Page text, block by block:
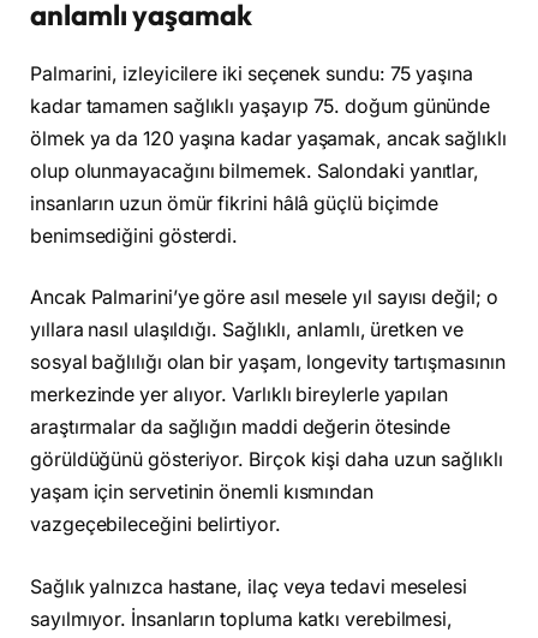
anlamlı yaşamak
Palmarini, izleyicilere iki seçenek sundu: 75 yaşına
kadar tamamen sağlıklı yaşayıp 75. doğum gününde
ölmek ya da 120 yaşına kadar yaşamak, ancak sağlıklı
olup olunmayacağını bilmemek. Salondaki yanıtlar,
insanların uzun ömür fikrini hâlâ güçlü biçimde
benimsediğini gösterdi.
Ancak Palmarini’ye göre asıl mesele yıl sayısı değil; o
yıllara nasıl ulaşıldığı. Sağlıklı, anlamlı, üretken ve
sosyal bağlılığı olan bir yaşam, longevity tartışmasının
merkezinde yer alıyor. Varlıklı bireylerle yapılan
araştırmalar da sağlığın maddi değerin ötesinde
görüldüğünü gösteriyor. Birçok kişi daha uzun sağlıklı
yaşam için servetinin önemli kısmından
vazgeçebileceğini belirtiyor.
Sağlık yalnızca hastane, ilaç veya tedavi meselesi
sayılmıyor. İnsanların topluma katkı verebilmesi,